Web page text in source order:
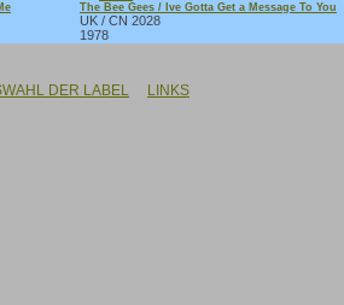
The Bee Gees / Ive Gotta Get a Message To You
UK / CN 2028
1978
DER LABEL LINKS